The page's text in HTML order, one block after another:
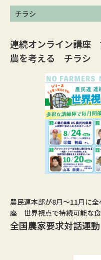
チラシ
連続オンライン講座
農を考える チラシ
農民連本部が8月〜11月に
座 世界視点で持続可能な
全国農家要求対話運